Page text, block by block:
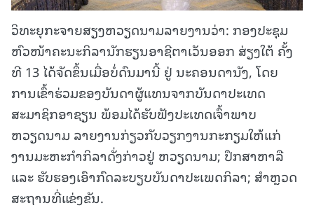
ວິທະຍຸກະຈາຍສຽງຫວຽດນາມລາຍງານວ່າ: ກອງປະຊຸມ
ຫົວໜ້າຄະນະກິລານັກຮຽນອາຊີຕາເວັນອອກ ສ່ຽງໃຕ້ ຄັ້ງ
ທີ 13 ໄດ້ຈັດຂຶ້ນເມື່ອບໍ່ດົນມານີ້ ຢູ່ ນະຄອນດານັງ, ໂດຍ
ການເຂົ້າຮ່ວມຂອງບັນດາຜູ້ແທນຈາກບັນດາປະເທດ
ສະມາຊິກອາຊຽນ ພ້ອມໄດ້ຮັບຟັງປະເທດເຈົ້າພາບ
ຫວຽດນາມ ລາຍງານກ່ຽວກັບວຽກງານກະກຽມໃຫ້ແກ່
ງານມະຫະກຳກິລາດັ່ງກ່າວຢູ່ ຫວຽດນາມ; ປຶກສາຫາລື
ແລະ ຮັບຮອງເອົາກົດລະບຽບບັນດາປະເພດກິລາ; ສຳຫຼວດ
ສະຖານທີ່ແຂ່ງຂັນ.